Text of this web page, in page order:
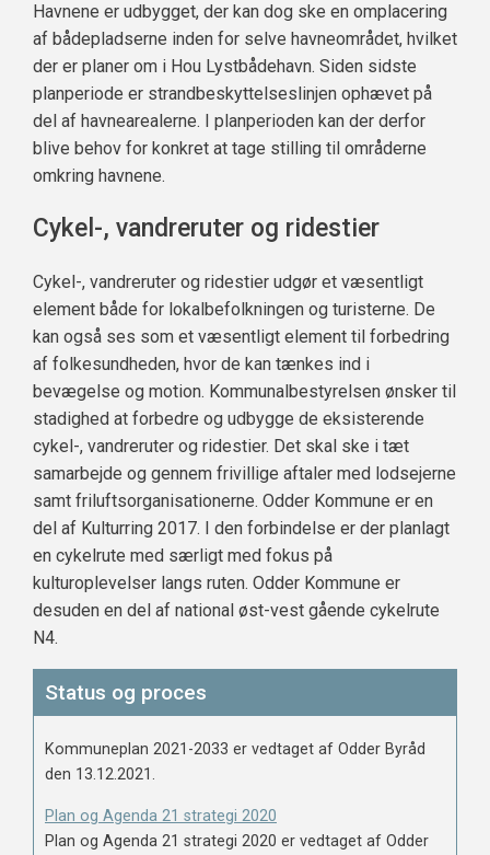
Havnene er udbygget, der kan dog ske en omplacering
af bådepladserne inden for selve havneområdet, hvilket
der er planer om i Hou Lystbådehavn. Siden sidste
planperiode er strandbeskyttelseslinjen ophævet på
del af havnearealerne. I planperioden kan der derfor
blive behov for konkret at tage stilling til områderne
omkring havnene.
Cykel-, vandreruter og ridestier
Cykel-, vandreruter og ridestier udgør et væsentligt
element både for lokalbefolkningen og turisterne. De
kan også ses som et væsentligt element til forbedring
af folkesundheden, hvor de kan tænkes ind i
bevægelse og motion. Kommunalbestyrelsen ønsker til
stadighed at forbedre og udbygge de eksisterende
cykel-, vandreruter og ridestier. Det skal ske i tæt
samarbejde og gennem frivillige aftaler med lodsejerne
samt friluftsorganisationerne. Odder Kommune er en
del af Kulturring 2017. I den forbindelse er der planlagt
en cykelrute med særligt med fokus på
kulturoplevelser langs ruten. Odder Kommune er
desuden en del af national øst-vest gående cykelrute
N4.
Status og proces
Kommuneplan 2021-2033 er vedtaget af Odder Byråd
den 13.12.2021.
Plan og Agenda 21 strategi 2020
Plan og Agenda 21 strategi 2020 er vedtaget af Odder